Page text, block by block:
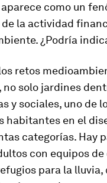
aparece como un
la actividad
¿Podría
retos
solo jardines
y sociales, uno de
habitantes en el
categorías. Hay
con equipos
para la